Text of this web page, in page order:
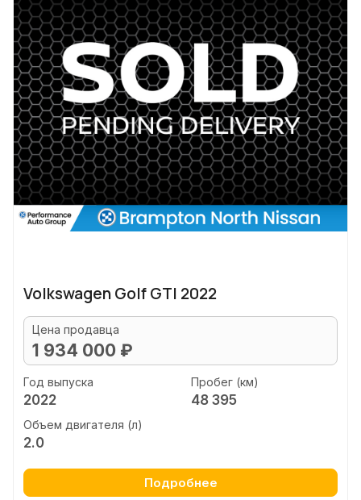
Volkswagen Golf GTI 2022
Цена продавца
1 934 000 ₽
Год выпуска
2022
Пробег (км)
48 395
Объем двигателя (л)
2.0
Подробнее